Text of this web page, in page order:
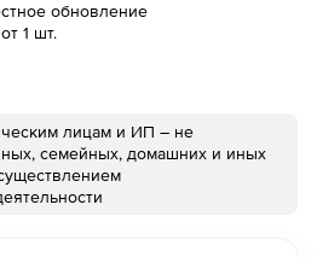
обновление
1 шт.
лицам и ИП – не
семейных, домашних и иных